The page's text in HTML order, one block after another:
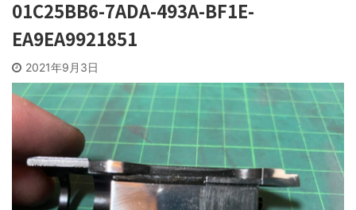
01C25BB6-7ADA-493A-BF1E-
EA9EA9921851
2021年9月3日